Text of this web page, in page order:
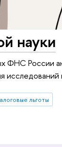
науки
ФНС России
исследований
льготы